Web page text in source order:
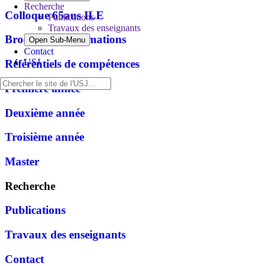
Recherche
Publications
Travaux des enseignants
Open Sub-Menu
Contact
USJ
Colloque 65ans ILE
Brochure des formations
Référentiels de compétences
Première année
Deuxième année
Troisième année
Master
Recherche
Publications
Travaux des enseignants
Contact